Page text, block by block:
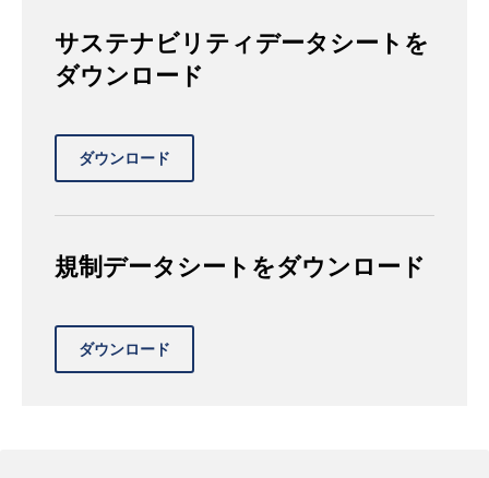
サステナビリティデータシートを
ダウンロード
規制データシートをダウンロード